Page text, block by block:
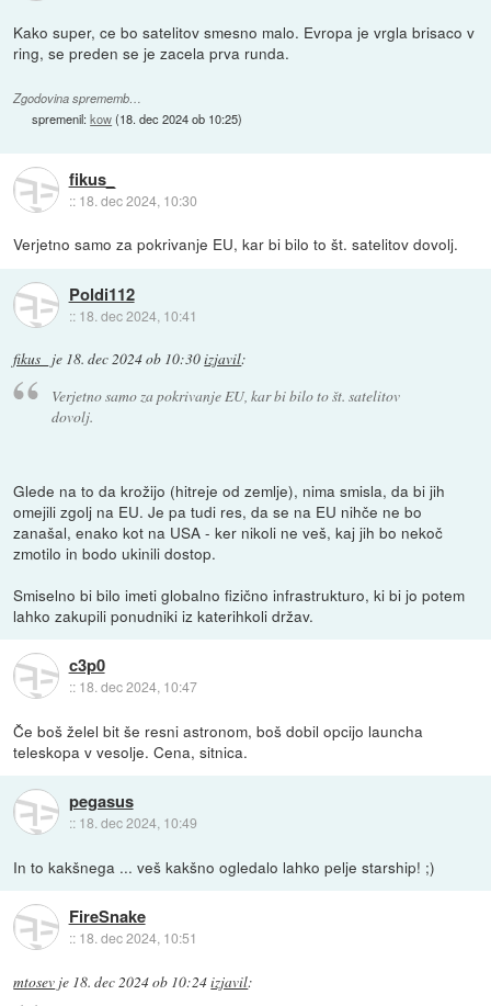
Kako super, ce bo satelitov smesno malo. Evropa je vrgla brisaco v
ring, se preden se je zacela prva runda.
Zgodovina sprememb…
spremenil:kow(18. dec 2024 ob 10:25)
fikus_
:: 18. dec 2024, 10:30
Verjetno samo za pokrivanje EU, kar bi bilo to št. satelitov dovolj.
Poldi112
:: 18. dec 2024, 10:41
fikus_ je 18. dec 2024 ob 10:30izjavil:
Verjetno samo za pokrivanje EU, kar bi bilo to št. satelitov
dovolj.
Glede na to da krožijo (hitreje od zemlje), nima smisla, da bi jih
omejili zgolj na EU. Je pa tudi res, da se na EU nihče ne bo
zanašal, enako kot na USA - ker nikoli ne veš, kaj jih bo nekoč
zmotilo in bodo ukinili dostop.
Smiselno bi bilo imeti globalno fizično infrastrukturo, ki bi jo potem
lahko zakupili ponudniki iz katerihkoli držav.
c3p0
:: 18. dec 2024, 10:47
Če boš želel bit še resni astronom, boš dobil opcijo launcha
teleskopa v vesolje. Cena, sitnica.
pegasus
:: 18. dec 2024, 10:49
In to kakšnega ... veš kakšno ogledalo lahko pelje starship! ;)
FireSnake
:: 18. dec 2024, 10:51
mtosev je 18. dec 2024 ob 10:24izjavil: